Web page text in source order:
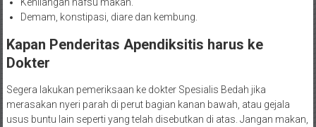
Demam, konstipasi, diare dan kembung.
Kapan Penderitas Apendiksitis harus ke
Dokter
Segera lakukan pemeriksaan ke dokter Spesialis Bedah jika
merasakan nyeri parah di perut bagian kanan bawah, atau gejala
usus buntu lain seperti yang telah disebutkan di atas. Jangan makan,